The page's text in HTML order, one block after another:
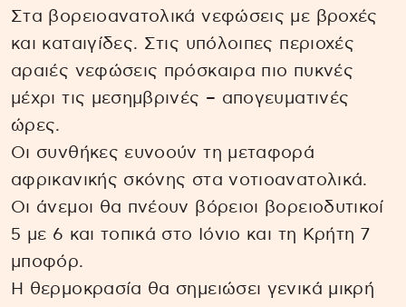
Στα βορειοανατολικά νεφώσεις με βροχές
και καταιγίδες. Στις υπόλοιπες περιοχές
αραιές νεφώσεις πρόσκαιρα πιο πυκνές
μέχρι τις μεσημβρινές – απογευματινές
ώρες.
Οι συνθήκες ευνοούν τη μεταφορά
αφρικανικής σκόνης στα νοτιοανατολικά.
Οι άνεμοι θα πνέουν βόρειοι βορειοδυτικοί
5 με 6 και τοπικά στο Ιόνιο και τη Κρήτη 7
μποφόρ.
Η θερμοκρασία θα σημειώσει γενικά μικρή